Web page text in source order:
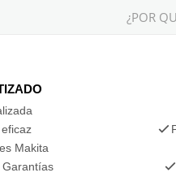
¿POR
Makita
Garantías